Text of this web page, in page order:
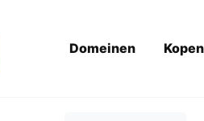
Domeinen Kopen